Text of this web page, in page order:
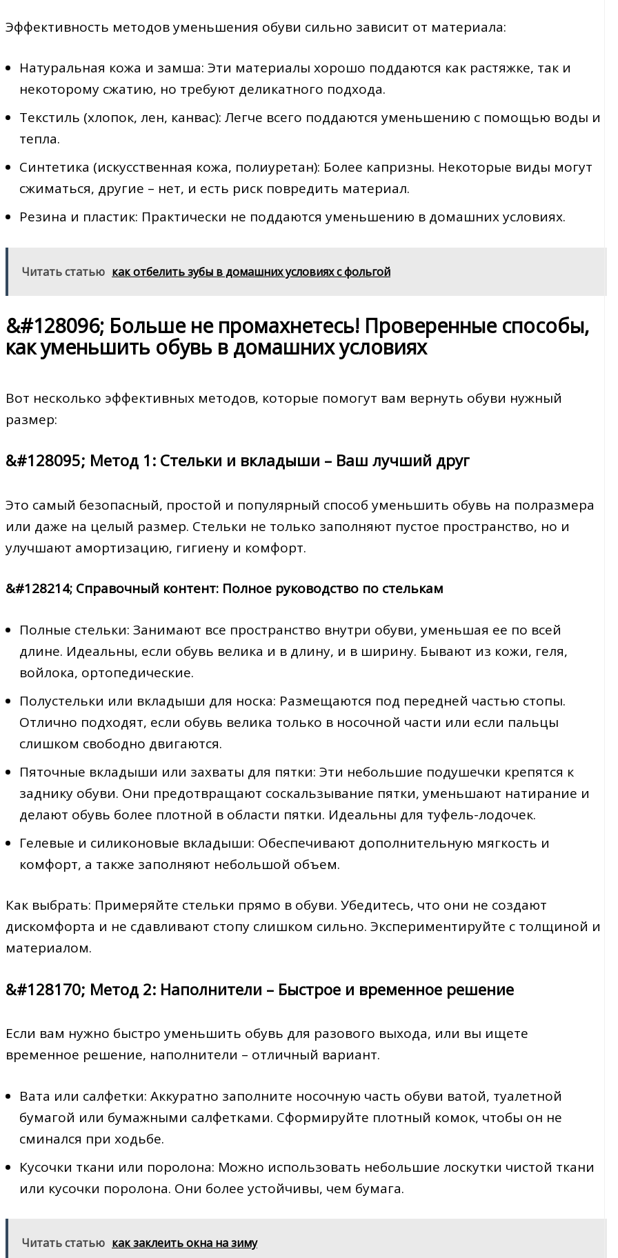
Эффективность методов уменьшения обуви сильно зависит от материала:
Натуральная кожа и замша: Эти материалы хорошо поддаются как растяжке, так и
некоторому сжатию, но требуют деликатного подхода.
Текстиль (хлопок, лен, канвас): Легче всего поддаются уменьшению с помощью воды и
тепла.
Синтетика (искусственная кожа, полиуретан): Более капризны. Некоторые виды могут
сжиматься, другие – нет, и есть риск повредить материал.
Резина и пластик: Практически не поддаются уменьшению в домашних условиях.
Читать статью как отбелить зубы в домашних условиях с фольгой
&#128096; Больше не промахнетесь! Проверенные способы,
как уменьшить обувь в домашних условиях
Вот несколько эффективных методов, которые помогут вам вернуть обуви нужный
размер:
&#128095; Метод 1: Стельки и вкладыши – Ваш лучший друг
Это самый безопасный, простой и популярный способ уменьшить обувь на полразмера
или даже на целый размер. Стельки не только заполняют пустое пространство, но и
улучшают амортизацию, гигиену и комфорт.
&#128214; Справочный контент: Полное руководство по стелькам
Полные стельки: Занимают все пространство внутри обуви, уменьшая ее по всей
длине. Идеальны, если обувь велика и в длину, и в ширину. Бывают из кожи, геля,
войлока, ортопедические.
Полустельки или вкладыши для носка: Размещаются под передней частью стопы.
Отлично подходят, если обувь велика только в носочной части или если пальцы
слишком свободно двигаются.
Пяточные вкладыши или захваты для пятки: Эти небольшие подушечки крепятся к
заднику обуви. Они предотвращают соскальзывание пятки, уменьшают натирание и
делают обувь более плотной в области пятки. Идеальны для туфель-лодочек.
Гелевые и силиконовые вкладыши: Обеспечивают дополнительную мягкость и
комфорт, а также заполняют небольшой объем.
Как выбрать: Примеряйте стельки прямо в обуви. Убедитесь, что они не создают
дискомфорта и не сдавливают стопу слишком сильно. Экспериментируйте с толщиной и
материалом.
&#128170; Метод 2: Наполнители – Быстрое и временное решение
Если вам нужно быстро уменьшить обувь для разового выхода, или вы ищете
временное решение, наполнители – отличный вариант.
Вата или салфетки: Аккуратно заполните носочную часть обуви ватой, туалетной
бумагой или бумажными салфетками. Сформируйте плотный комок, чтобы он не
сминался при ходьбе.
Кусочки ткани или поролона: Можно использовать небольшие лоскутки чистой ткани
или кусочки поролона. Они более устойчивы, чем бумага.
Читать статью как заклеить окна на зиму